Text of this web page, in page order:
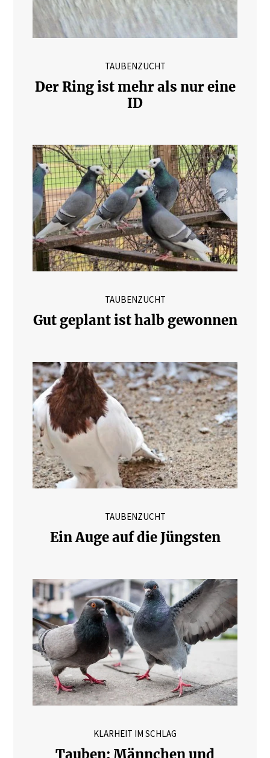
TAUBENZUCHT
Der Ring ist mehr als nur eine
ID
TAUBENZUCHT
Gut geplant ist halb gewonnen
TAUBENZUCHT
Ein Auge auf die Jüngsten
KLARHEIT IM SCHLAG
Tauben: Männchen und